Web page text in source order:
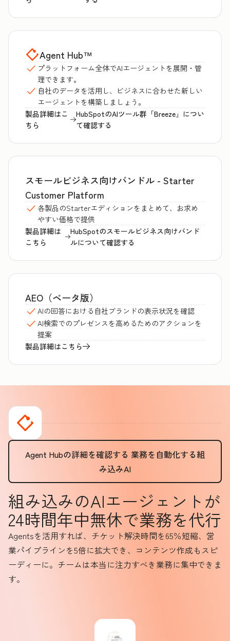
Agent Hub™
プラットフォーム全体でAIエージェントを展開・管
理できます。
自社のデータを活用し、ビジネスに合わせた新しい
エージェントを構築しましょう。
製品詳細はこ
ちら
HubSpotのAIツール群「Breeze」につい
て確認する
スモールビジネス向けバンドル - Starter
Customer Platform
各製品のStarterエディションをまとめて、お求め
やすい価格で提供
製品詳細は
こちら
HubSpotのスモールビジネス向けバンド
ルについて確認する
AEO（ベータ版）
AIの回答における自社ブランドの表示状況を確認
AI検索でのプレゼンスを高めるためのアクションを
提案
製品詳細はこちら
Agent Hubの詳細を確認する 業務を自動化する組
み込みAI
組み込みのAIエージェントが
24時間年中無休で業務を代行
Agentsを活用すれば、チケット解決時間を65％短縮、営
業パイプラインを5倍に拡大でき、コンテンツ作成もスピ
ーディーに。チームは本当に注力すべき業務に集中できま
す。